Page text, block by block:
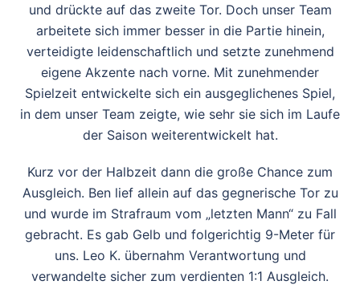
und drückte auf das zweite Tor. Doch unser Team
arbeitete sich immer besser in die Partie hinein,
verteidigte leidenschaftlich und setzte zunehmend
eigene Akzente nach vorne. Mit zunehmender
Spielzeit entwickelte sich ein ausgeglichenes Spiel,
in dem unser Team zeigte, wie sehr sie sich im Laufe
der Saison weiterentwickelt hat.
Kurz vor der Halbzeit dann die große Chance zum
Ausgleich. Ben lief allein auf das gegnerische Tor zu
und wurde im Strafraum vom „letzten Mann“ zu Fall
gebracht. Es gab Gelb und folgerichtig 9-Meter für
uns. Leo K. übernahm Verantwortung und
verwandelte sicher zum verdienten 1:1 Ausgleich.